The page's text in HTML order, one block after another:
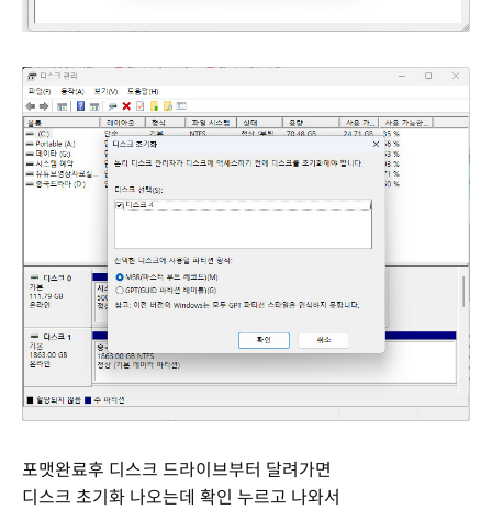
포맷완료후 디스크 드라이브부터 달려가면
디스크 초기화 나오는데 확인 누르고 나와서